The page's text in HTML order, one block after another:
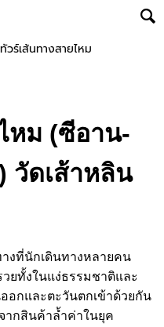
ทัวร์เส้นทางสายไหม
หม (ซีอาน-
วัดเส้าหลิน
างที่นักเดินทางหลายคน
ยทั้งในแง่ธรรมชาติและ
อกและตะวันตกเข้าด้วยกัน
ากสินค้าล้ำค่าในยุค